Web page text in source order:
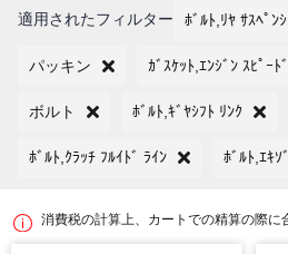
適用されたフィルター ﾎﾞﾙﾄ,ﾘﾔ ｻｽﾍﾟﾝ
パッキン ｶﾞｽｹｯﾄ,ｴﾝｼﾞﾝ ｽﾋﾟｰﾄ
ボルト ﾎﾞﾙﾄ,ｷﾞﾔｼﾌﾄ ﾘﾝｸ
ﾎﾞﾙﾄ,ｸﾗｯﾁ ﾌﾙｲﾄﾞ ﾗｲﾝ ﾎﾞﾙﾄ,ｴｷｿ
消費税の計算上、カートでの精算の際に